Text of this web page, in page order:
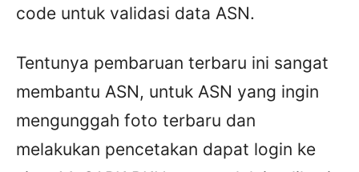
code untuk validasi data ASN.
Tentunya pembaruan terbaru ini sangat
membantu ASN, untuk ASN yang ingin
mengunggah foto terbaru dan
melakukan pencetakan dapat login ke